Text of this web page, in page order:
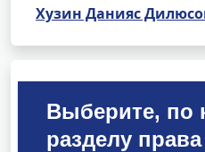
Хузин Данияс